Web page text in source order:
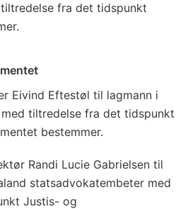
fra det tidspunkt
Eivind Eftestøl til lagmann i
tiltredelse fra det tidspunkt
bestemmer.
Randi Lucie Gabrielsen til
statsadvokatembeter med
Justis- og